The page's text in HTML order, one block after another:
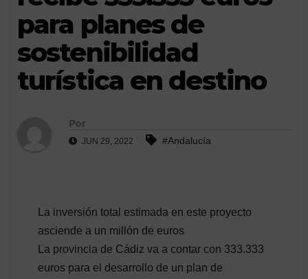
para planes de
sostenibilidad
turística en destino
Por
JUN 29, 2022 #Andalucía
La inversión total estimada en este proyecto
asciende a un millón de euros
La provincia de Cádiz va a contar con 333.333
euros para el desarrollo de un plan de